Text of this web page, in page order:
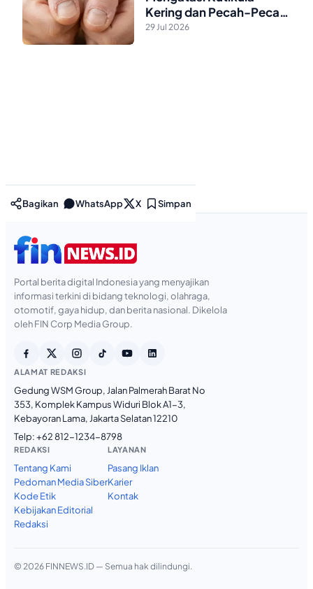
Kering dan Pecah-Pecah
di Rumah
29 Jul 2026
Bagikan WhatsApp X Simpan
Portal berita digital Indonesia yang menyajikan
informasi terkini di bidang teknologi, olahraga,
otomotif, gaya hidup, dan berita nasional. Dikelola
oleh FIN Corp Media Group.
ALAMAT REDAKSI
Gedung WSM Group, Jalan Palmerah Barat No
353, Komplek Kampus Widuri Blok A1-3,
Kebayoran Lama, Jakarta Selatan 12210
Telp:+62 812-1234-8798
REDAKSI
Tentang Kami
Pedoman Media Siber
Kode Etik
Kebijakan Editorial
Redaksi
LAYANAN
Pasang Iklan
Karier
Kontak
© 2026 FINNEWS.ID — Semua hak dilindungi.